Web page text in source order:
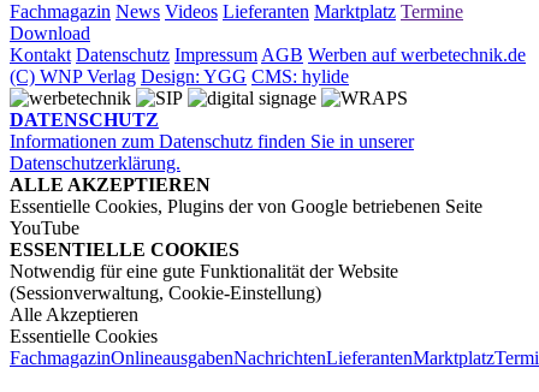
Fachmagazin News Videos Lieferanten Marktplatz Termine
Download
Kontakt Datenschutz Impressum AGB Werben auf werbetechnik.de
(C) WNP Verlag Design: YGG CMS: hylide
DATENSCHUTZ
Informationen zum Datenschutz finden Sie in unserer
Datenschutzerklärung.
ALLE AKZEPTIEREN
Essentielle Cookies, Plugins der von Google betriebenen Seite
YouTube
ESSENTIELLE COOKIES
Notwendig für eine gute Funktionalität der Website
(Sessionverwaltung, Cookie-Einstellung)
Alle Akzeptieren
Essentielle Cookies
FachmagazinOnlineausgabenNachrichtenLieferantenMarktplatz